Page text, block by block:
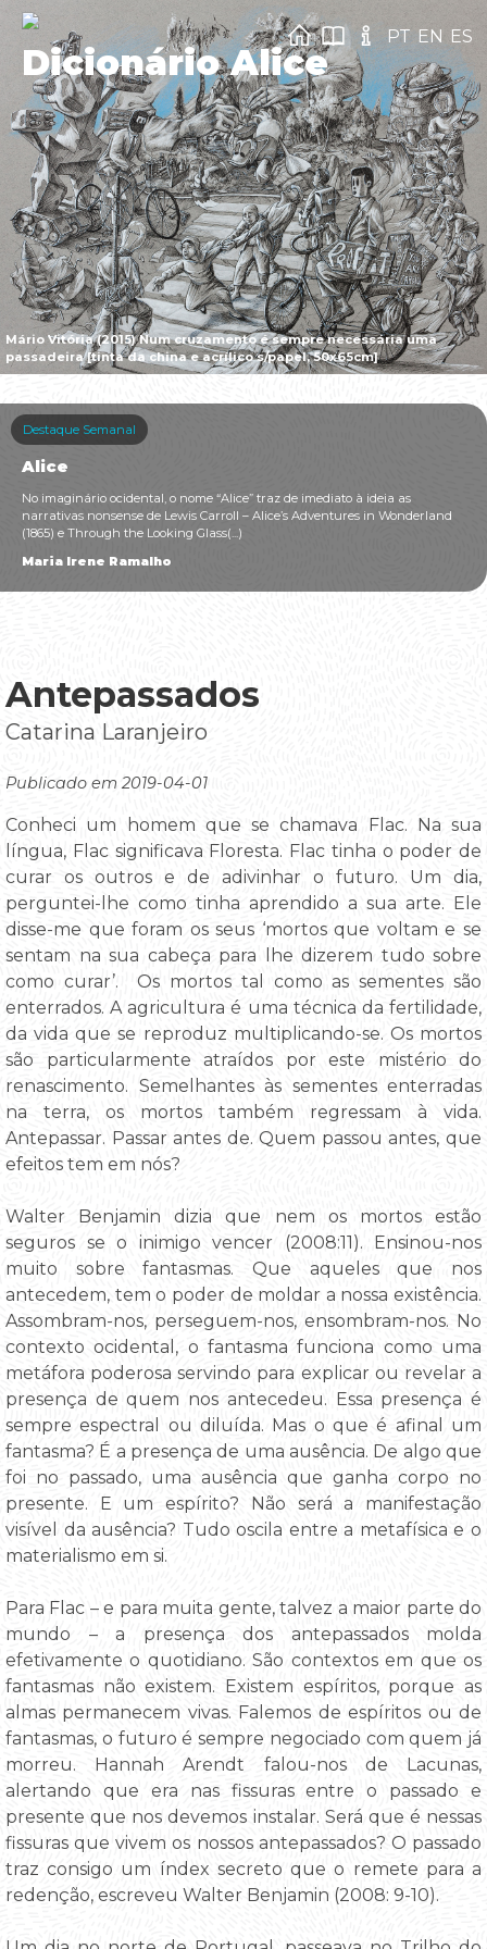
Mário Vitória (2015) Num cruzamento é sempre necessária uma
passadeira [tinta da china e acrílico s/papel, 50x65cm]
Dicionário Alice
PT EN ES
Destaque Semanal
Alice
No imaginário ocidental, o nome “Alice” traz de imediato à ideia as
narrativas nonsense de Lewis Carroll – Alice’s Adventures in Wonderland
(1865) e Through the Looking Glass(...)
Maria Irene Ramalho
Antepassados
Catarina Laranjeiro
Publicado em 2019-04-01
Conheci um homem que se chamava Flac. Na sua
língua, Flac significava Floresta. Flac tinha o poder de
curar os outros e de adivinhar o futuro. Um dia,
perguntei-lhe como tinha aprendido a sua arte. Ele
disse-me que foram os seus ‘mortos que voltam e se
sentam na sua cabeça para lhe dizerem tudo sobre
como curar’. Os mortos tal como as sementes são
enterrados. A agricultura é uma técnica da fertilidade,
da vida que se reproduz multiplicando-se. Os mortos
são particularmente atraídos por este mistério do
renascimento. Semelhantes às sementes enterradas
na terra, os mortos também regressam à vida.
Antepassar. Passar antes de. Quem passou antes, que
efeitos tem em nós?
Walter Benjamin dizia que nem os mortos estão
seguros se o inimigo vencer (2008:11). Ensinou-nos
muito sobre fantasmas. Que aqueles que nos
antecedem, tem o poder de moldar a nossa existência.
Assombram-nos, perseguem-nos, ensombram-nos. No
contexto ocidental, o fantasma funciona como uma
metáfora poderosa servindo para explicar ou revelar a
presença de quem nos antecedeu. Essa presença é
sempre espectral ou diluída. Mas o que é afinal um
fantasma? É a presença de uma ausência. De algo que
foi no passado, uma ausência que ganha corpo no
presente. E um espírito? Não será a manifestação
visível da ausência? Tudo oscila entre a metafísica e o
materialismo em si.
Para Flac – e para muita gente, talvez a maior parte do
mundo – a presença dos antepassados molda
efetivamente o quotidiano. São contextos em que os
fantasmas não existem. Existem espíritos, porque as
almas permanecem vivas. Falemos de espíritos ou de
fantasmas, o futuro é sempre negociado com quem já
morreu. Hannah Arendt falou-nos de Lacunas,
alertando que era nas fissuras entre o passado e
presente que nos devemos instalar. Será que é nessas
fissuras que vivem os nossos antepassados? O passado
traz consigo um índex secreto que o remete para a
redenção, escreveu Walter Benjamin (2008: 9-10).